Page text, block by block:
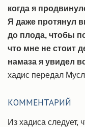
когда я
Я даже протянул
до плода, чтобы
что мне не стоит
намаза я увидел
хадис передал
КОММЕНТАРИЙ
Из хадиса следует,